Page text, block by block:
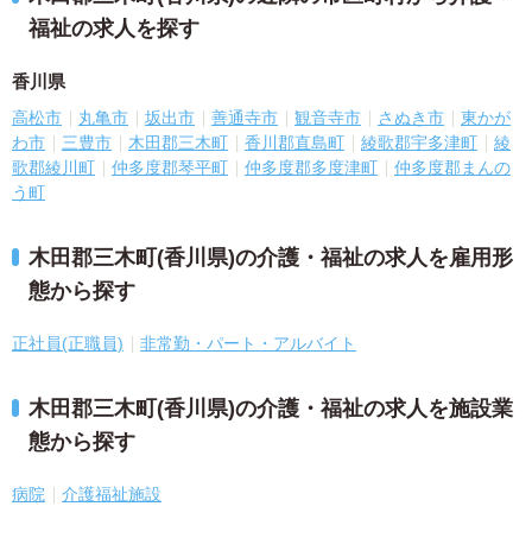
福祉の求人を探す
香川県
高松市 丸亀市 坂出市 善通寺市 観音寺市 さぬき市
東かが
わ市
三豊市 木田郡三木町 香川郡直島町 綾歌郡宇多津町
綾
歌郡綾川町
仲多度郡琴平町 仲多度郡多度津町
仲多度郡まんの
う町
木田郡三木町(香川県)の介護・福祉の求人を雇用形
態から探す
正社員(正職員) 非常勤・パート・アルバイト
木田郡三木町(香川県)の介護・福祉の求人を施設業
態から探す
病院 介護福祉施設